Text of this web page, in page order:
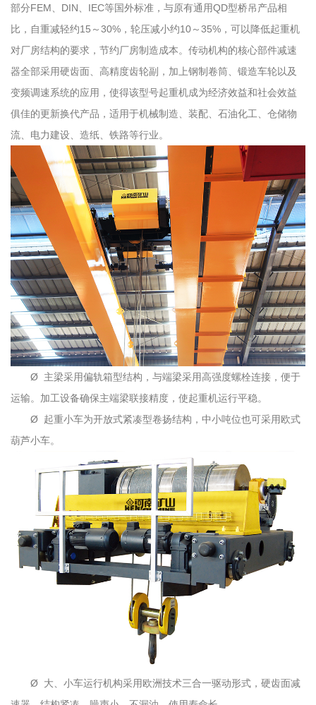
部分FEM、DIN、IEC等国外标准，与原有通用QD型桥吊产品相
比，自重减轻约15～30%，轮压减小约10～35%，可以降低起重机
对厂房结构的要求，节约厂房制造成本。传动机构的核心部件减速
器全部采用硬齿面、高精度齿轮副，加上钢制卷筒、锻造车轮以及
变频调速系统的应用，使得该型号起重机成为经济效益和社会效益
俱佳的更新换代产品，适用于机械制造、装配、石油化工、仓储物
流、电力建设、造纸、铁路等行业。
Ø 主梁采用偏轨箱型结构，与端梁采用高强度螺栓连接，便于
运输。加工设备确保主端梁联接精度，使起重机运行平稳。
Ø 起重小车为开放式紧凑型卷扬结构，中小吨位也可采用欧式
葫芦小车。
Ø 大、小车运行机构采用欧洲技术三合一驱动形式，硬齿面减